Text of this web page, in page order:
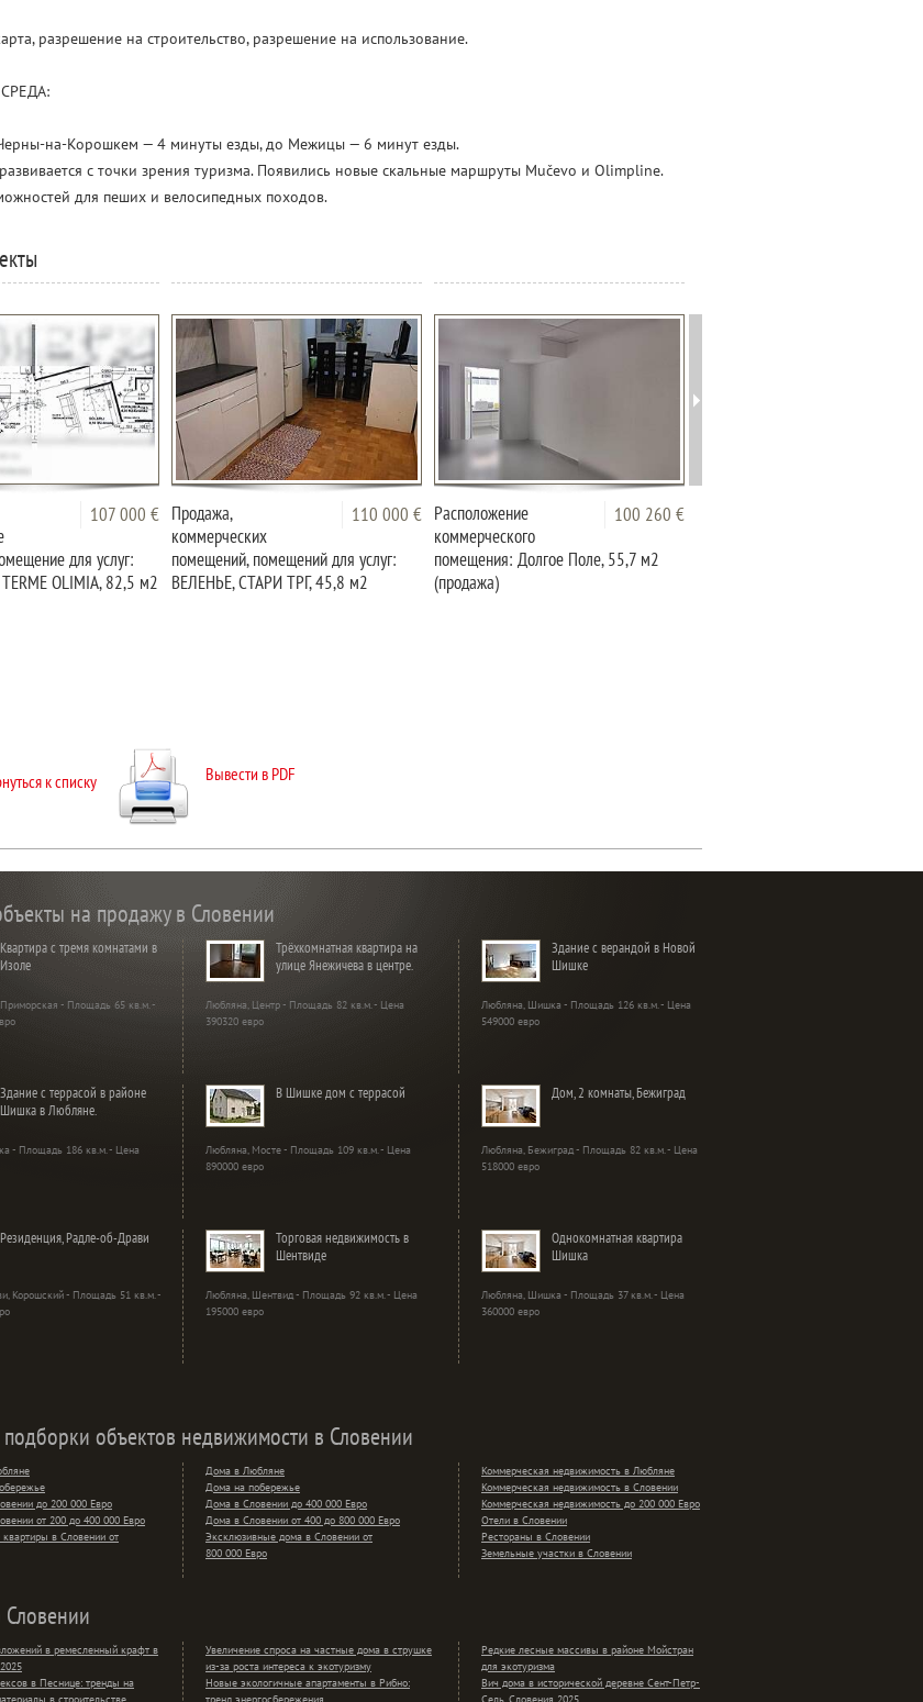
разрешение на строительство, разрешение на использование.
на-Корошкем — 4 минуты езды, до Межицы — 6 минут езды.
с точки зрения туризма. Появились новые скальные маршруты Mučevo и Olimpline.
для пеших и велосипедных походов.
107 000 €
для услуг:
TERME OLIMIA, 82,5 м2
110 000 €
Продажа,
коммерческих
помещений, помещений для услуг:
ВЕЛЕНЬЕ, СТАРИ ТРГ, 45,8 м2
100 260 €
Расположение
коммерческого
помещения: Долгое Поле, 55,7 м2
(продажа)
к списку Вывести в PDF
на продажу в Словении
Квартира с тремя комнатами в
Изоле
- Площадь 65 кв.м. -
Трёхкомнатная квартира на
улице Янежичева в центре.
Любляна, Центр - Площадь 82 кв.м. - Цена
390320 евро
Здание с верандой в Новой
Шишке
Любляна, Шишка - Площадь 126 кв.м. - Цена
549000 евро
Здание с террасой в районе
Шишка в Любляне.
- Площадь 186 кв.м. - Цена
В Шишке дом с террасой
Любляна, Мосте - Площадь 109 кв.м. - Цена
890000 евро
Дом, 2 комнаты, Бежиград
Любляна, Бежиград - Площадь 82 кв.м. - Цена
518000 евро
Резиденция, Радле-об-Драви
Корошский - Площадь 51 кв.м. -
Торговая недвижимость в
Шентвиде
Любляна, Шентвид - Площадь 92 кв.м. - Цена
195000 евро
Однокомнатная квартира
Шишка
Любляна, Шишка - Площадь 37 кв.м. - Цена
360000 евро
подборки объектов недвижимости в Словении
до 200 000 Евро
от 200 до 400 000 Евро
в Словении от
Дома в Любляне
Дома на побережье
Дома в Словении до 400 000 Евро
Дома в Словении от 400 до 800 000 Евро
Эксклюзивные дома в Словении от
800 000 Евро
Коммерческая недвижимость в Любляне
Коммерческая недвижимость в Словении
Коммерческая недвижимость до 200 000 Евро
Отели в Словении
Рестораны в Словении
Земельные участки в Словении
Словении
в ремесленный крафт в
в Песнице: тренды на
Увеличение спроса на частные дома в струшке
из-за роста интереса к экотуризму
Новые экологичные апартаменты в Рибно:
Редкие лесные массивы в районе Мойстран
для экотуризма
Вич дома в исторической деревне Сент-Петр-